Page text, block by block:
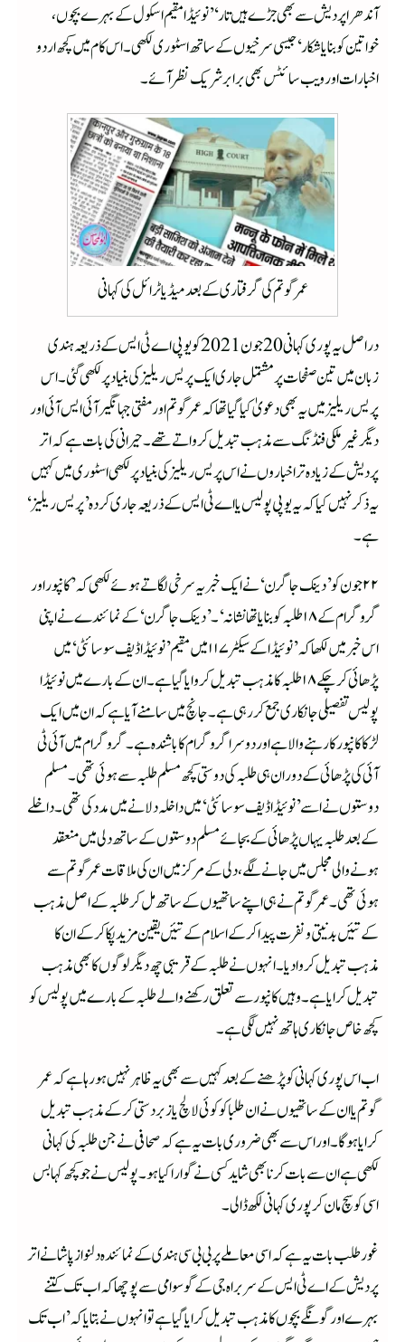
آندھرا پردیش سے بھی جڑے ہیں تار ‘ ’نوئیڈا مقیم اسکول کے بہرے بچوں،
خواتین کو بنایا شکار‘ جیسی سرخیوں کے ساتھ اسٹوری لکھی۔ اس کام میں کچھ اردو
اخبارات اور ویب سائٹس بھی برابر شریک نظر آئے۔
عمر گوتم کی گرفتاری کے بعد میڈیا ٹرائل کی کہانی
دراصل یہ پوری کہانی 20 جون 2021 کو یو پی اے ٹی ایس کے ذریعہ ہندی
زبان میں تین صفحات پر مشتمل جاری ایک پریس ریلیز کی بنیاد پر لکھی گئی۔ اس
پریس ریلیز میں یہ بھی دعویٰ کیا گیا تھا کہ عمر گوتم اور مفتی جہانگیر آئی ایس آئی اور
دیگر غیر ملکی فنڈنگ سے مذہب تبدیل کرواتے تھے۔ حیرانی کی بات ہے کہ اتر
پردیش کے زیادہ تر اخباروں نے اس پریس ریلیز کی بنیاد پر لکھی اسٹوری میں کہیں
یہ ذکر نہیں کیا کہ یہ یو پی پولیس یا اے ٹی ایس کے ذریعہ جاری کردہ ’پریس ریلیز‘
ہے۔
۲۲ جون کو ’دینک جاگرن‘ نے ایک خبر یہ سرخی لگاتے ہوئے لکھی کہ ’کانپور اور
گروگرام کے ۱۸ طلبہ کو بنایا تھا نشانہ‘۔ ’دینک جاگرن‘ کے نمائندے نے اپنی
اس خبر میں لکھا کہ ’نوئیڈا کے سیکٹر ۱۱۷ میں مقیم ’نوئیڈا ڈیف سوسائٹی‘ میں
پڑھائی کرچکے ۱۸ طلبہ کا مذہب تبدیل کروایا گیا ہے۔ ان کے بارے میں نوئیڈا
پولیس تفصیلی جانکاری جمع کر رہی ہے۔ جانچ میں سامنے آیا ہے کہ ان میں ایک
لڑکا کانپور کا رہنے والا ہے اور دوسرا گروگرام کا باشندہ ہے۔ گروگرام میں آئی ٹی
آئی کی پڑھائی کے دوران ہی طلبہ کی دوستی کچھ مسلم طلبہ سے ہوئی تھی۔ مسلم
دوستوں نے اسے ’نوئیڈا ڈیف سوسائٹی‘ میں داخلہ دلانے میں مدد کی تھی۔ داخلے
کے بعد طلبہ یہاں پڑھائی کے بجائے مسلم دوستوں کے ساتھ دلی میں منعقد
ہونے والی مجلس میں جانے لگے، دلی کے مرکز میں ان کی ملاقات عمر گوتم سے
ہوئی تھی۔ عمر گوتم نے ہی اپنے ساتھیوں کے ساتھ مل کر طلبہ کے اصل مذہب
کے تئیں بدنیتی ونفرت پیدا کر کے اسلام کے تئیں یقین مزید پکا کر کے ان کا
مذہب تبدیل کروا دیا۔ انہوں نے طلبہ کے قریبی چھ دیگر لوگوں کا بھی مذہب
تبدیل کرایا ہے۔ وہیں کانپور سے تعلق رکھنے والے طلبہ کے بارے میں پولیس کو
کچھ خاص جانکاری ہاتھ نہیں لگی ہے۔
اب اس پوری کہانی کو پڑھنے کے بعد کہیں سے بھی یہ ظاہر نہیں ہو رہا ہے کہ عمر
گوتم یا ان کے ساتھیوں نے ان طلبا کو کوئی لالچ یا زبردستی کرکے مذہب تبدیل
کرایا ہوگا۔ اور اس سے بھی ضروری بات یہ ہے کہ صحافی نے جن طلبہ کی کہانی
لکھی ہے ان سے بات کرنا بھی شاید کسی نے گوارا کیا ہو۔ پولیس نے جو کچھ کہا بس
اسی کو سچ مان کر پوری کہانی لکھ ڈالی۔
غورطلب بات یہ ہے کہ اسی معاملے پر بی بی سی ہندی کے نمائندہ دلنواز پاشا نے اتر
پردیش کے اے ٹی ایس کے سربراہ جی کے گوسوامی سے پوچھا کہ اب تک کتنے
بہرے اور گونگے بچوں کا مذہب تبدیل کرایا گیا ہے تو انہوں نے بتایا کہ ’اب تک